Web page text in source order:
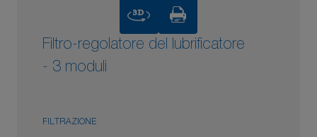
3D
Filtro-regolatore del lubrificatore
- 3 moduli
FILTRAZIONE